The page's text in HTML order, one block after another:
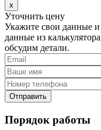
х
Уточнить цену
Укажите свои данные
данные из
обсудим детали.
Отправить
Порядок работы